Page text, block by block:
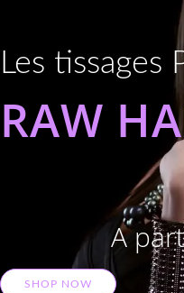
Les tissages
RAW
A
SHOP NOW